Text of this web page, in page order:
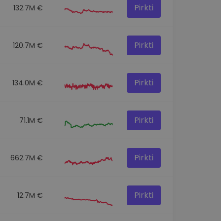
132.7M € Pirkti
120.7M € Pirkti
134.0M € Pirkti
71.1M € Pirkti
662.7M € Pirkti
12.7M € Pirkti